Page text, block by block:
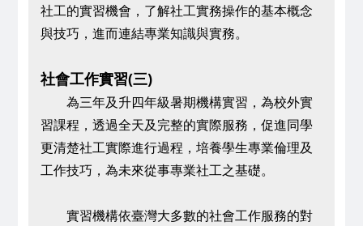
社工的實習機會，了解社工實務操作的基本概念
與技巧，進而連結專業知識與實務。
社會工作實習(三)
為三年及升四年級暑期機構實習，為校外實
習課程，透過全天及完整的實際服務，促進同學
更清楚社工實際進行過程，培養學生專業倫理及
工作技巧，為未來從事專業社工之基礎。
實習機構依臺灣大多數的社會工作服務的對